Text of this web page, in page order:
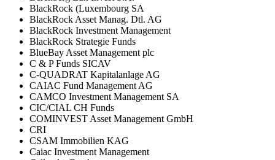
BlackRock (Luxembourg SA
BlackRock Asset Manag. Dtl. AG
BlackRock Investment Management
BlackRock Strategie Funds
BlueBay Asset Management plc
C & P Funds SICAV
C-QUADRAT Kapitalanlage AG
CAIAC Fund Management AG
CAMCO Investment Management SA
CIC/CIAL CH Funds
COMINVEST Asset Management GmbH
CRI
CSAM Immobilien KAG
Caiac Investment Management